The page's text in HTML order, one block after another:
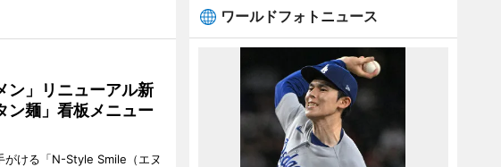
ン」リニューアル新
麺」看板メニュー
がける「N-Style Smile（エヌ
ワールドフォトニュース